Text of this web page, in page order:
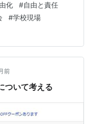
いて考えてみたい
なのか 1. 現在の教育
文部科学省は近
学び」を重視し、生
時間を確保する方向
の導入に…
化 #自由と責任
#学校現場
前
ついて考える